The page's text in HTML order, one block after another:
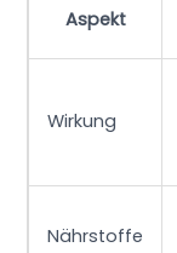
Aspekt
Wirkung
Nährstoffe